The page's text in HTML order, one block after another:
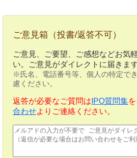
ご意見箱（投書/返答不可）
ご意見、ご要望、ご感想などお気
い。ご意見がダイレクトに届きます
※氏名、電話番号等、個人の特定で
慮ください。
返答が必要なご質問は IPO質問集
合わせよりご連絡ください。